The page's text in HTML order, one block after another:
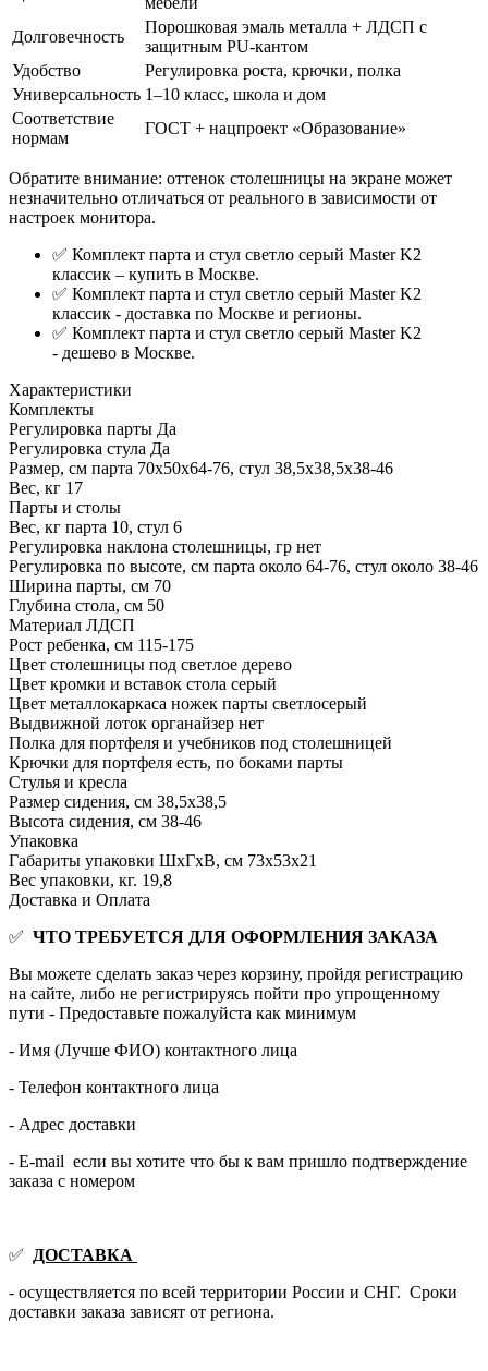
Долговечность
Порошковая эмаль металла + ЛДСП с
защитным PU-кантом
Удобство
Регулировка роста, крючки, полка
Универсальность 1–10 класс, школа и дом
Соответствие
нормам
ГОСТ + нацпроект «Образование»
Обратите внимание: оттенок столешницы на экране может
незначительно отличаться от реального в зависимости от
настроек монитора.
✅ Комплект парта и стул светло серый Master K2
классик – купить в Москве.
✅ Комплект парта и стул светло серый Master K2
классик - доставка по Москве и регионы.
✅ Комплект парта и стул светло серый Master K2
- дешево в Москве.
Характеристики
Комплекты
Регулировка парты Да
Регулировка стула Да
Размер, см парта 70х50х64-76, стул 38,5х38,5х38-46
Вес, кг 17
Парты и столы
Вес, кг парта 10, стул 6
Регулировка наклона столешницы, гр нет
Регулировка по высоте, см парта около 64-76, стул около 38-46
Ширина парты, см 70
Глубина стола, см 50
Материал ЛДСП
Рост ребенка, см 115-175
Цвет столешницы под светлое дерево
Цвет кромки и вставок стола серый
Цвет металлокаркаса ножек парты светлосерый
Выдвижной лоток органайзер нет
Полка для портфеля и учебников под столешницей
Крючки для портфеля есть, по боками парты
Стулья и кресла
Размер сидения, см 38,5х38,5
Высота сидения, см 38-46
Упаковка
Габариты упаковки ШхГхВ, см 73x53x21
Вес упаковки, кг. 19,8
Доставка и Оплата
✅ ЧТО ТРЕБУЕТСЯ ДЛЯ ОФОРМЛЕНИЯ ЗАКАЗА
Вы можете сделать заказ через корзину, пройдя регистрацию
на сайте, либо не регистрируясь пойти про упрощенному
пути - Предоставьте пожалуйста как минимум
- Имя (Лучше ФИО) контактного лица
- Телефон контактного лица
- Адрес доставки
- E-mail если вы хотите что бы к вам пришло подтверждение
заказа с номером
✅
ДОСТАВКА
- осуществляется по всей территории России и СНГ. Сроки
доставки заказа зависят от региона.